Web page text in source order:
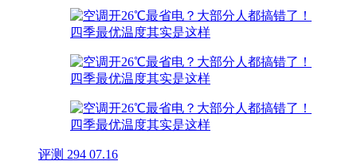
评测 294 07.16